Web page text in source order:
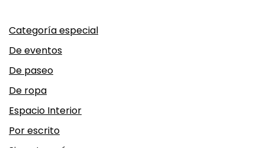
Categoría especial
De eventos
De paseo
De ropa
Espacio Interior
Por escrito